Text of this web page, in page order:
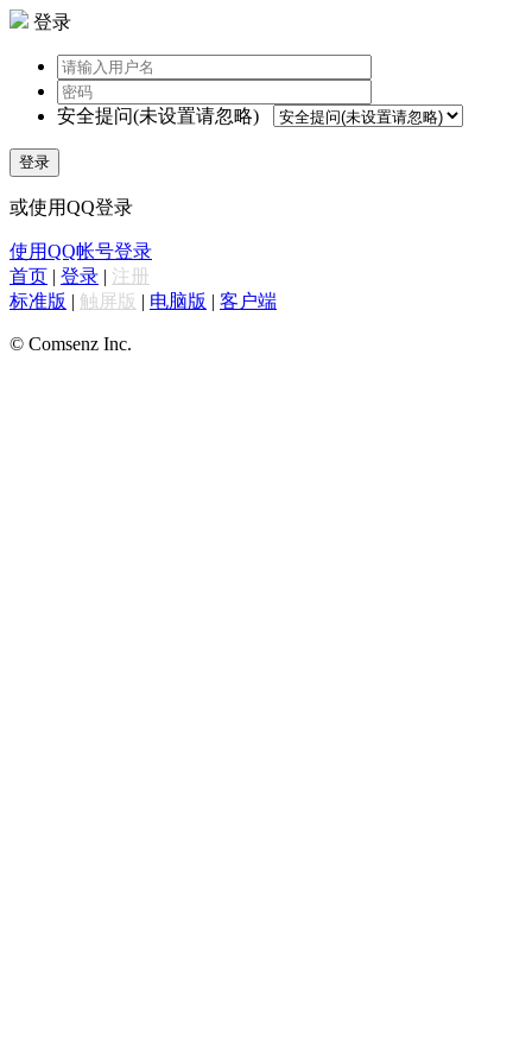
登录
安全提问(未设置请忽略)
登录
或使用QQ登录
使用QQ帐号登录
首页 | 登录 | 注册
标准版 | 触屏版 | 电脑版 | 客户端
© Comsenz Inc.